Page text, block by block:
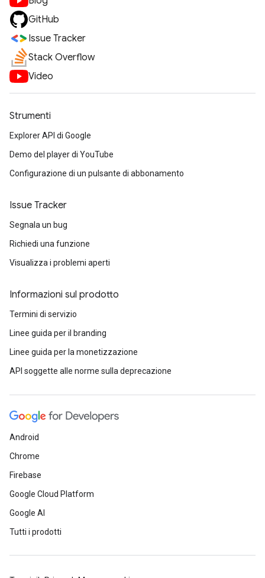
GitHub
Issue Tracker
Stack Overflow
Video
Strumenti
Explorer API di Google
Demo del player di YouTube
Configurazione di un pulsante di abbonamento
Issue Tracker
Segnala un bug
Richiedi una funzione
Visualizza i problemi aperti
Informazioni sul prodotto
Termini di servizio
Linee guida per il branding
Linee guida per la monetizzazione
API soggette alle norme sulla deprecazione
Android
Chrome
Firebase
Google Cloud Platform
Google AI
Tutti i prodotti